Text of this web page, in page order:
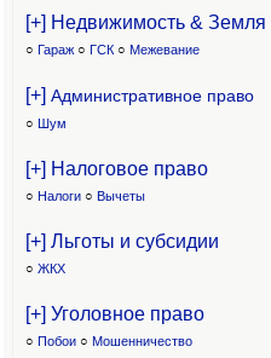
[+] Недвижимость & Земля
○ Гараж ○ ГСК ○ Межевание
[+] Административное право
○ Шум
[+] Налоговое право
○ Налоги ○ Вычеты
[+] Льготы и субсидии
○ ЖКХ
[+] Уголовное право
○ Побои ○ Мошенничество